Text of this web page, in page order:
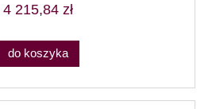
4 215,84 zł
do koszyka